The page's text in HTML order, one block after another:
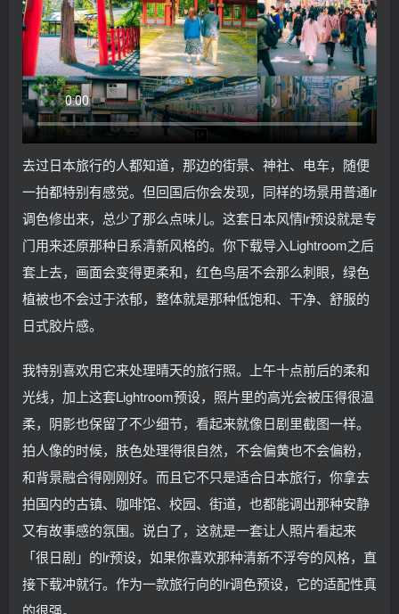
去过日本旅行的人都知道，那边的街景、神社、电车，随便
一拍都特别有感觉。但回国后你会发现，同样的场景用普通lr
调色修出来，总少了那么点味儿。这套日本风情lr预设就是专
门用来还原那种日系清新风格的。你下载导入Lightroom之后
套上去，画面会变得更柔和，红色鸟居不会那么刺眼，绿色
植被也不会过于浓郁，整体就是那种低饱和、干净、舒服的
日式胶片感。
我特别喜欢用它来处理晴天的旅行照。上午十点前后的柔和
光线，加上这套Lightroom预设，照片里的高光会被压得很温
柔，阴影也保留了不少细节，看起来就像日剧里截图一样。
拍人像的时候，肤色处理得很自然，不会偏黄也不会偏粉，
和背景融合得刚刚好。而且它不只是适合日本旅行，你拿去
拍国内的古镇、咖啡馆、校园、街道，也都能调出那种安静
又有故事感的氛围。说白了，这就是一套让人照片看起来
「很日剧」的lr预设，如果你喜欢那种清新不浮夸的风格，直
接下载冲就行。作为一款旅行向的lr调色预设，它的适配性真
的很强。